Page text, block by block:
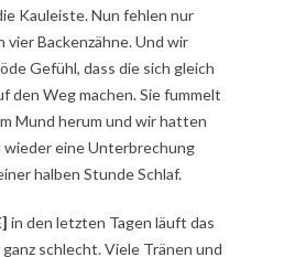
Kauleiste. Nun fehlen nur
vier Backenzähne. Und wir
Gefühl, dass die sich gleich
den Weg machen. Sie fummelt
Mund herum und wir hatten
wieder eine Unterbrechung
halben Stunde Schlaf.
in den letzten Tagen läuft das
schlecht. Viele Tränen und